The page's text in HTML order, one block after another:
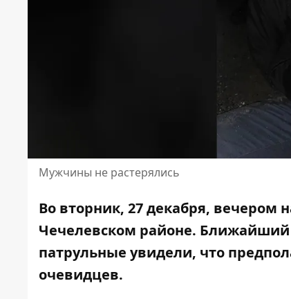
Мужчины не растерялись
Во вторник, 27 декабря, вечером
Чечелевском районе. Ближайший
патрульные увидели, что
очевидцев.